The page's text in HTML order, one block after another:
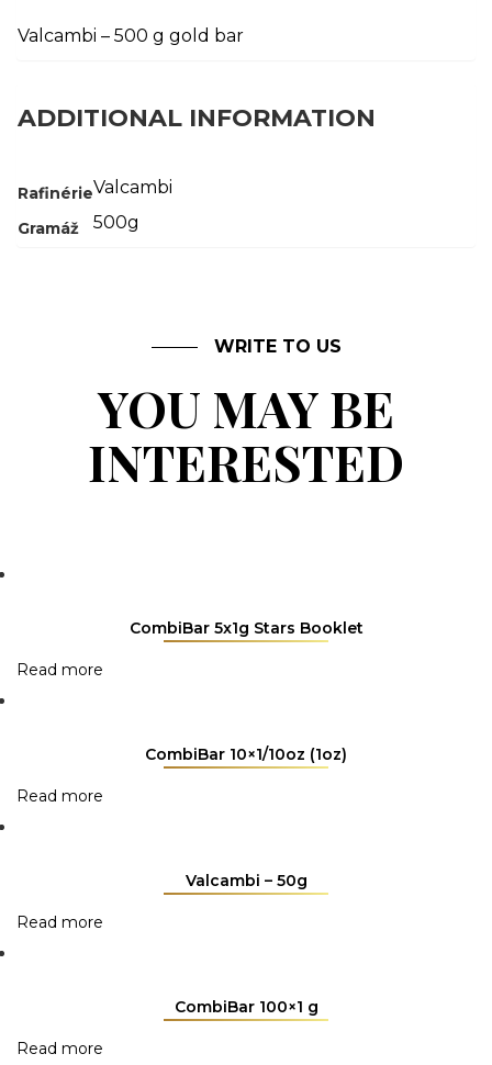
Valcambi – 500 g gold bar
ADDITIONAL INFORMATION
RafinérieValcambi
Gramáž 500g
WRITE TO US
YOU MAY BE
INTERESTED
CombiBar 5x1g Stars Booklet
Read more
CombiBar 10×1/10oz (1oz)
Read more
Valcambi – 50g
Read more
CombiBar 100×1 g
Read more